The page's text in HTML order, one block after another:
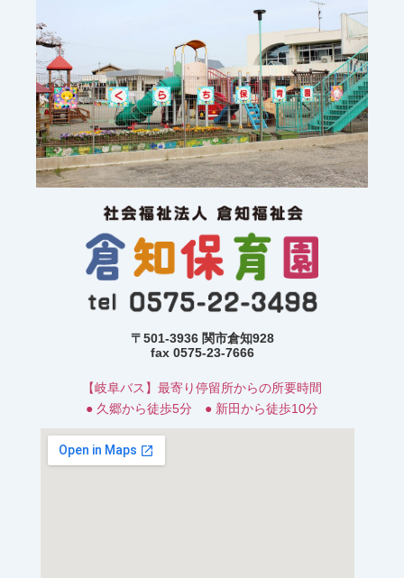
〒501-3936 関市倉知928
fax 0575-23-7666
【岐阜バス】最寄り停留所からの所要時間
● 久郷から徒歩5分 ● 新田から徒歩10分